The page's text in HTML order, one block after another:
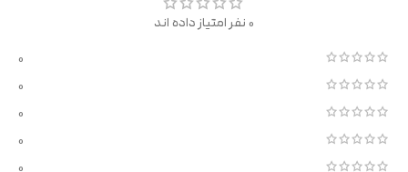
0 نفر امتیاز داده اند
0
0
0
0